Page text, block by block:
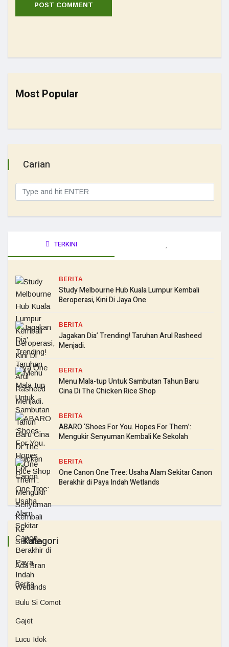
Most Popular
Carian
TERKINI
BERITA
Study Melbourne Hub Kuala Lumpur Kembali
Beroperasi, Kini Di Jaya One
BERITA
Jagakan Dia’ Trending! Taruhan Arul Rasheed
Menjadi.
BERITA
Menu Mala-tup Untuk Sambutan Tahun Baru
Cina Di The Chicken Rice Shop
BERITA
ABARO ‘Shoes For You. Hopes For Them’:
Mengukir Senyuman Kembali Ke Sekolah
BERITA
One Canon One Tree: Usaha Alam Sekitar Canon
Berakhir di Paya Indah Wetlands
Kategori
Ada Bran
Berita
Bulu Si Comot
Gajet
Lucu Idok